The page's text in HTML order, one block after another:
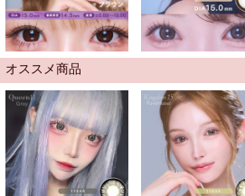
オススメ商品